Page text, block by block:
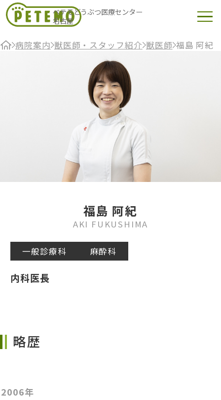
ペテモどうぶつ医療センター
名古屋
福島 阿紀
AKI FUKUSHIMA
一般診療科 麻酔科
内科医長
病院案内 獣医師・スタッフ紹介 獣医師 福島 阿紀
略歴
2006年